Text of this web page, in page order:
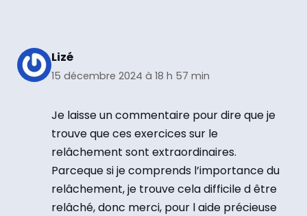
Lizé
15 décembre 2024 à 18 h 57 min
Je laisse un commentaire pour dire que je
trouve que ces exercices sur le
relâchement sont extraordinaires.
Parceque si je comprends l’importance du
relâchement, je trouve cela difficile d être
relâché, donc merci, pour l aide précieuse